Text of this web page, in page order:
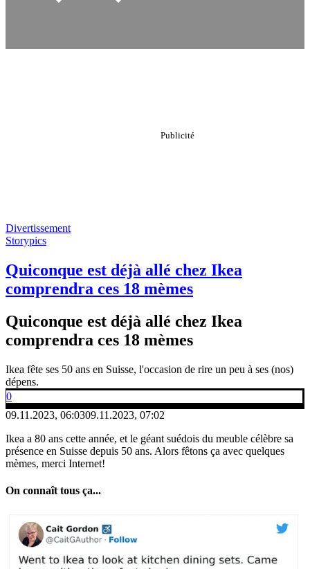
Divertissement
Storypics
Quiconque est déjà allé chez Ikea
comprendra ces 18 mèmes
Quiconque est déjà allé chez Ikea
comprendra ces 18 mèmes
Ikea fête ses 50 ans en Suisse, l'occasion de rire un peu à ses (nos)
dépens.
0
09.11.2023, 06:0309.11.2023, 07:02
Ikea a 80 ans cette année, et le géant suédois du meuble célèbre sa
présence en Suisse depuis 50 ans. Alors fêtons ça avec quelques
mèmes, merci Internet!
On connaît tous ça...